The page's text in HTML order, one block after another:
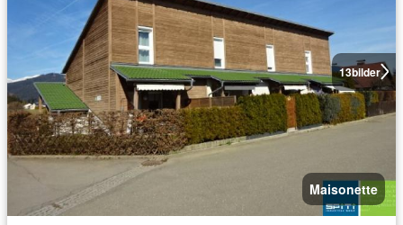
13bilder
Maisonette